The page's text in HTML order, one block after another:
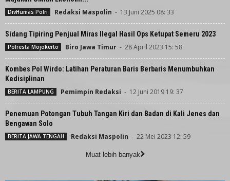
DivHumas Polri Redaksi Maspolin - 13 Juni 2025 08: 33
Sidang Tipiring Penjual Miras Ilegal Hasil Ops Ketupat Semeru 2023
Polresta Mojokerto Biro Jawa Timur - 28 April 2023 15: 58
Kombes Pol Wirdo: Latihan Peraturan Baris Berbaris Menumbuhkan
Kedisiplinan
BERITA LAMPUNG Pemimpin Redaksi - 12 Juni 2019 19: 37
Penemuan Potongan Tubuh Tangan Kiri dan Badan di Kali Jenes dan
Bengawan Solo
BERITA JAWA TENGAH Redaksi Maspolin - 22 Mei 2023 12: 59
Muat lebih banyak